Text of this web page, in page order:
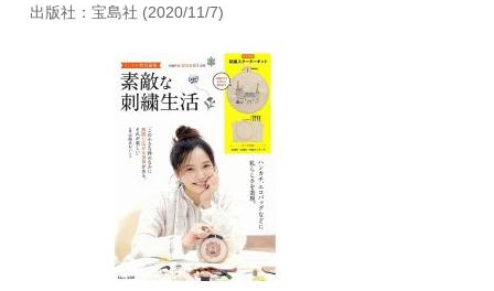
出版社：宝島社 (2020/11/7)